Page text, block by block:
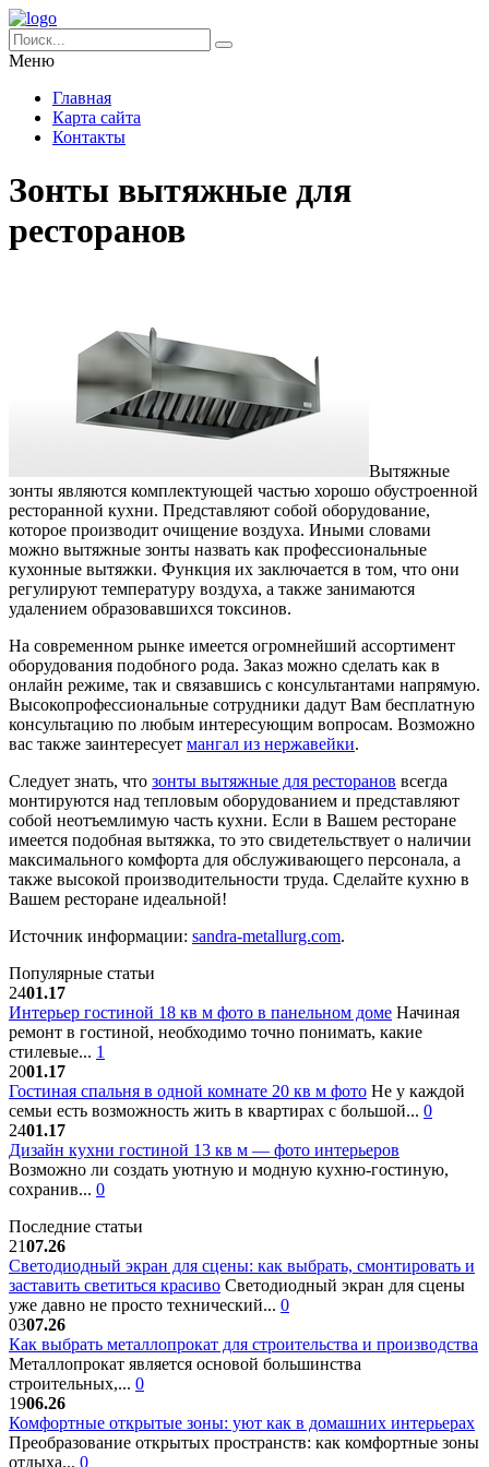
Меню
Главная
Карта сайта
Контакты
Зонты вытяжные для
ресторанов
Вытяжные
зонты являются комплектующей частью хорошо обустроенной
ресторанной кухни. Представляют собой оборудование,
которое производит очищение воздуха. Иными словами
можно вытяжные зонты назвать как профессиональные
кухонные вытяжки. Функция их заключается в том, что они
регулируют температуру воздуха, а также занимаются
удалением образовавшихся токсинов.
На современном рынке имеется огромнейший ассортимент
оборудования подобного рода. Заказ можно сделать как в
онлайн режиме, так и связавшись с консультантами напрямую.
Высокопрофессиональные сотрудники дадут Вам бесплатную
консультацию по любым интересующим вопросам. Возможно
вас также заинтересует мангал из нержавейки.
Следует знать, что зонты вытяжные для ресторанов всегда
монтируются над тепловым оборудованием и представляют
собой неотъемлимую часть кухни. Если в Вашем ресторане
имеется подобная вытяжка, то это свидетельствует о наличии
максимального комфорта для обслуживающего персонала, а
также высокой производительности труда. Сделайте кухню в
Вашем ресторане идеальной!
Источник информации: sandra-metallurg.com.
Популярные статьи
2401.17
Интерьер гостиной 18 кв м фото в панельном доме Начиная
ремонт в гостиной, необходимо точно понимать, какие
стилевые... 1
2001.17
Гостиная спальня в одной комнате 20 кв м фото Не у каждой
семьи есть возможность жить в квартирах с большой... 0
2401.17
Дизайн кухни гостиной 13 кв м — фото интерьеров
Возможно ли создать уютную и модную кухню-гостиную,
сохранив... 0
Последние статьи
2107.26
Светодиодный экран для сцены: как выбрать, смонтировать и
заставить светиться красиво Светодиодный экран для сцены
уже давно не просто технический... 0
0307.26
Как выбрать металлопрокат для строительства и производства
Металлопрокат является основой большинства
строительных,... 0
1906.26
Комфортные открытые зоны: уют как в домашних интерьерах
Преобразование открытых пространств: как комфортные зоны
отдыха... 0